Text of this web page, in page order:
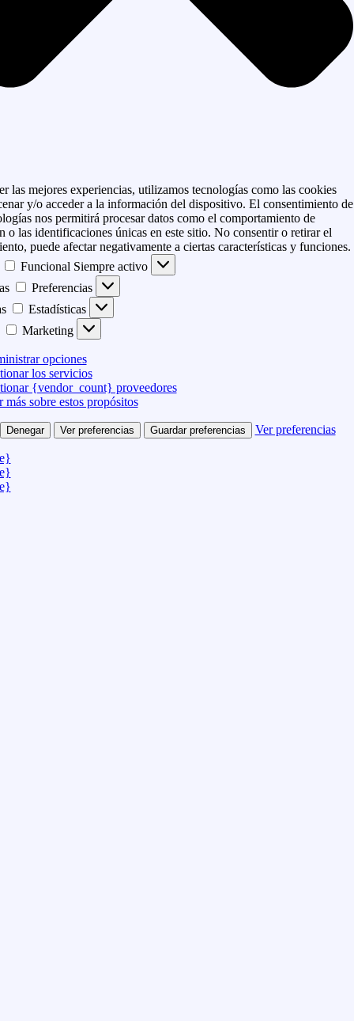
las mejores experiencias, utilizamos tecnologías como las cookies
y/o acceder a la información del dispositivo. El consentimiento de
nos permitirá procesar datos como el comportamiento de
o las identificaciones únicas en este sitio. No consentir o retirar el
puede afectar negativamente a ciertas características y funciones.
Funcional Siempre activo
Preferencias
Estadísticas
Marketing
opciones
los servicios
{vendor_count} proveedores
más sobre estos propósitos
Denegar Ver preferencias Guardar preferencias Ver preferencias